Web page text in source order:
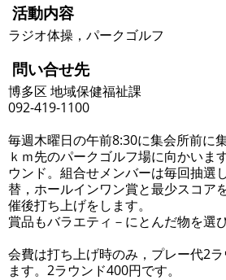
活動内容
ラジオ体操，パークゴルフ
問い合せ先
博多区 地域保健福祉課
092-419-1100
毎週木曜日の午前8:30に集会所前に
ｋｍ先のパークゴルフ場に向かいま
ウンド。組合せメンバーは毎回抽選
替，ホールインワン賞と最少スコア
催後打ち上げをします。
賞品もバラエティ－にとんだ物を選
会費は打ち上げ時のみ，プレー代2
ます。2ラウンド400円です。